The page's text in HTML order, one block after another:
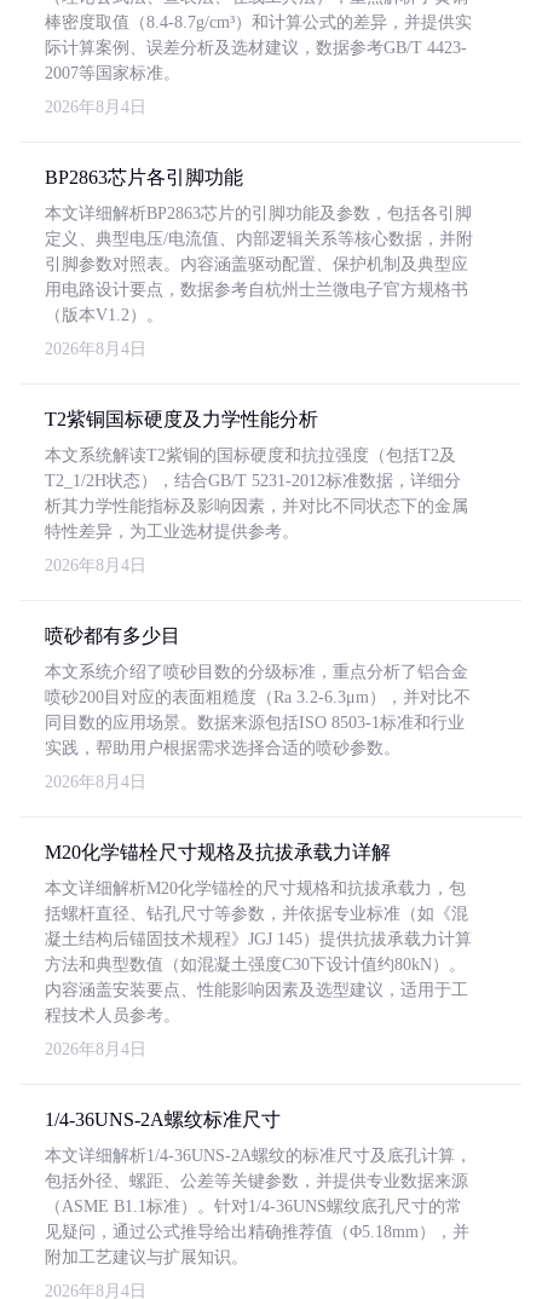
棒密度取值（8.4-8.7g/cm³）和计算公式的差异，并提供实
际计算案例、误差分析及选材建议，数据参考GB/T 4423-
2007等国家标准。
2026年8月4日
BP2863芯片各引脚功能
本文详细解析BP2863芯片的引脚功能及参数，包括各引脚
定义、典型电压/电流值、内部逻辑关系等核心数据，并附
引脚参数对照表。内容涵盖驱动配置、保护机制及典型应
用电路设计要点，数据参考自杭州士兰微电子官方规格书
（版本V1.2）。
2026年8月4日
T2紫铜国标硬度及力学性能分析
本文系统解读T2紫铜的国标硬度和抗拉强度（包括T2及
T2_1/2H状态），结合GB/T 5231-2012标准数据，详细分
析其力学性能指标及影响因素，并对比不同状态下的金属
特性差异，为工业选材提供参考。
2026年8月4日
喷砂都有多少目
本文系统介绍了喷砂目数的分级标准，重点分析了铝合金
喷砂200目对应的表面粗糙度（Ra 3.2-6.3μm），并对比不
同目数的应用场景。数据来源包括ISO 8503-1标准和行业
实践，帮助用户根据需求选择合适的喷砂参数。
2026年8月4日
M20化学锚栓尺寸规格及抗拔承载力详解
本文详细解析M20化学锚栓的尺寸规格和抗拔承载力，包
括螺杆直径、钻孔尺寸等参数，并依据专业标准（如《混
凝土结构后锚固技术规程》JGJ 145）提供抗拔承载力计算
方法和典型数值（如混凝土强度C30下设计值约80kN）。
内容涵盖安装要点、性能影响因素及选型建议，适用于工
程技术人员参考。
2026年8月4日
1/4-36UNS-2A螺纹标准尺寸
本文详细解析1/4-36UNS-2A螺纹的标准尺寸及底孔计算，
包括外径、螺距、公差等关键参数，并提供专业数据来源
（ASME B1.1标准）。针对1/4-36UNS螺纹底孔尺寸的常
见疑问，通过公式推导给出精确推荐值（Φ5.18mm），并
附加工艺建议与扩展知识。
2026年8月4日